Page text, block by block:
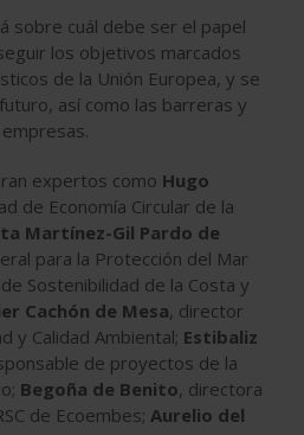
sobre cuál debe ser el papel
los objetivos marcados
de la Unión Europea, y se
así como las barreras y
expertos como Hugo
de Economía Circular de la
Martínez-Gil Pardo de
para la Protección del Mar
Sostenibilidad de la Costa y
Cachón de Mesa, director
y Calidad Ambiental; Estibaliz
de proyectos de la
Begoña de Benito, directora
de Ecoembes; Aurelio del